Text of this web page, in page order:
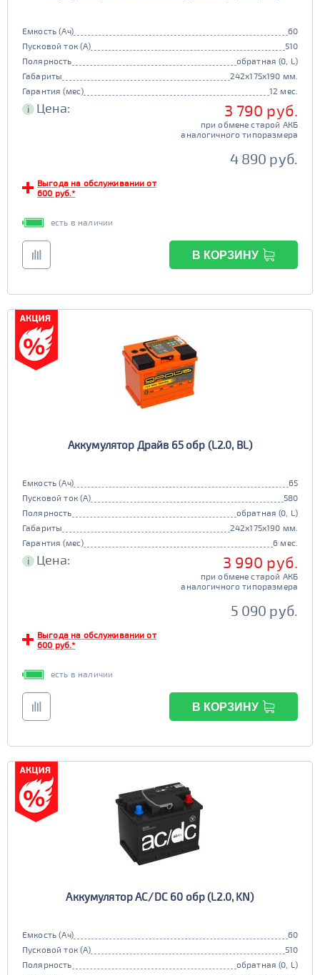
Емкость (Ач)
60
Пусковой ток (А)
510
Полярность
обратная (0, L)
Габариты
242x175x190 мм.
Гарантия (мес)
12 мес.
i Цена: 3 790 руб.
при обмене старой АКБ
аналогичного типоразмера
4 890 руб.
Выгода на обслуживании от
600 руб.*
есть в наличии
В КОРЗИНУ
Аккумулятор Драйв 65 обр (L2.0, BL)
Емкость (Ач)
65
Пусковой ток (А)
580
Полярность
обратная (0, L)
Габариты
242x175x190 мм.
Гарантия (мес)
6 мес.
i Цена: 3 990 руб.
при обмене старой АКБ
аналогичного типоразмера
5 090 руб.
Выгода на обслуживании от
600 руб.*
есть в наличии
В КОРЗИНУ
Аккумулятор AC/DC 60 обр (L2.0, KN)
Емкость (Ач)
60
Пусковой ток (А)
510
Полярность
обратная (0, L)